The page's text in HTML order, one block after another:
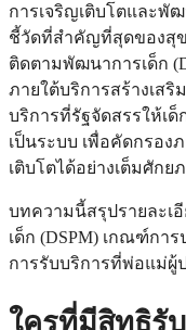
การเจริญเติบโตและพั
ชี้วัดที่สำคัญที่สุดของสุ
ติดตามพัฒนาการเด็ก
ภายใต้บริการสร้างเส
บริการที่รัฐจัดสรรให้เ
เป็นระบบ เพื่อคัดกรอง
เติบโตได้อย่างเต็มศักย
บทความนี้สรุปรายละเ
เด็ก (DSPM) เกณฑ์กา
การรับบริการที่พ่อแม่ผู้
ใครที่มีสิทธิรั